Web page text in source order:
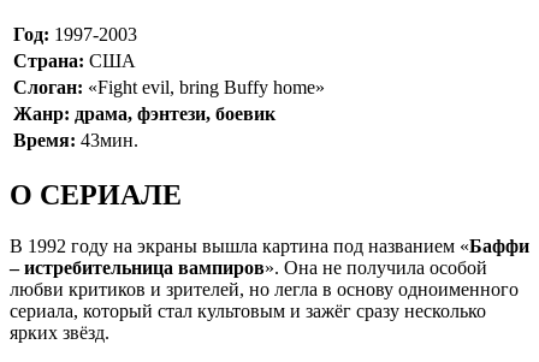
Год: 1997-2003
Страна: США
Слоган: «Fight evil, bring Buffy home»
Жанр: драма, фэнтези, боевик
Время: 43мин.
О СЕРИАЛЕ
В 1992 году на экраны вышла картина под названием «Баффи
– истребительница вампиров». Она не получила особой
любви критиков и зрителей, но легла в основу одноименного
сериала, который стал культовым и зажёг сразу несколько
ярких звёзд.